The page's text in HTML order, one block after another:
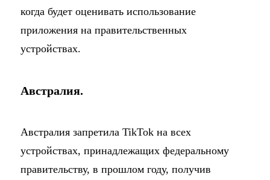
когда будет оценивать использование
приложения на правительственных
устройствах.
Австралия.
Австралия запретила TikTok на всех
устройствах, принадлежащих федеральному
правительству, в прошлом году, получив